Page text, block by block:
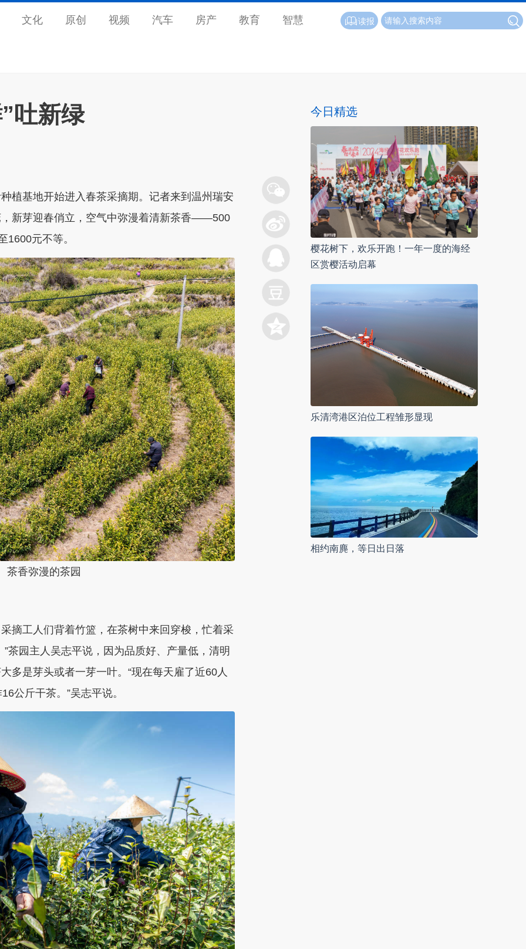
文化 原创 视频 汽车 房产 教育 智慧 读报
吐新绿
基地开始进入春茶采摘期。记者来到温州瑞安
新芽迎春俏立，空气中弥漫着清新茶香——500
1600元不等。
香弥漫的茶园
工人们背着竹篮，在茶树中来回穿梭，忙着采
茶园主人吴志平说，因为品质好、产量低，清明
多是芽头或者一芽一叶。“现在每天雇了近60人
公斤干茶。”吴志平说。
今日精选
樱花树下，欢乐开跑！一年一度的海经
区赏樱活动启幕
乐清湾港区泊位工程雏形显现
相约南麂，等日出日落